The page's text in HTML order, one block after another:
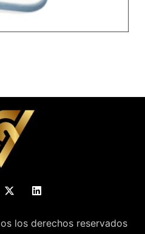
los derechos reservados